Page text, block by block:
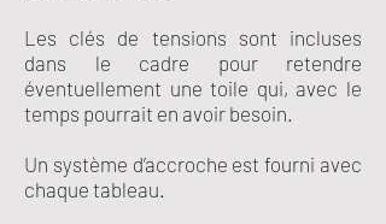
Les clés de tensions sont incluses
dans le cadre pour retendre
éventuellement une toile qui, avec le
temps pourrait en avoir besoin.
Un système d’accroche est fourni avec
chaque tableau.